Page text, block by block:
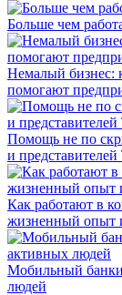
Больше чем
Немалый
помогают
Помощь не по
и
Как работают в
жизненный опыт
Мобильный
людей